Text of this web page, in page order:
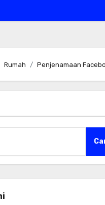
Rumah Penjenamaan